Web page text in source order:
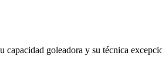
goleadora y su técnica